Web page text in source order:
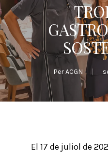
PerACGN
El 17 de juliol de